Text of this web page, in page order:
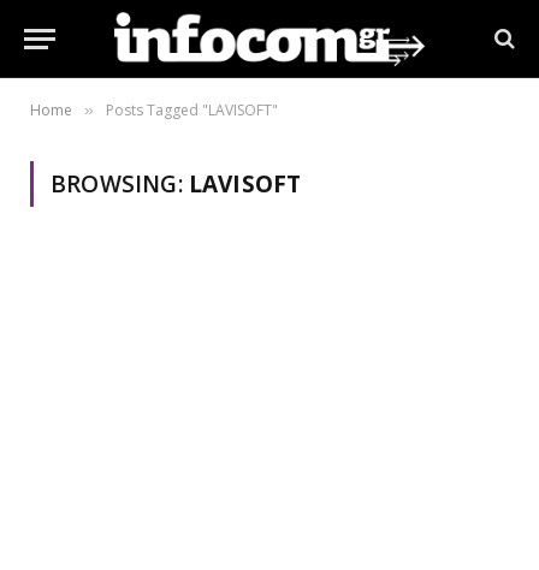
Home » Posts Tagged "LAVISOFT"
BROWSING: LAVISOFT